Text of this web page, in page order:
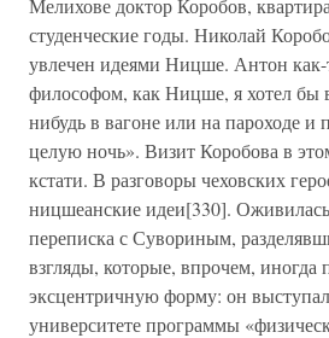
Мелихове доктор Коробов,
студенческие годы. Николай
увлечен идеями Ницше. Антон
философом, как Ницше, я хотел бы
нибудь в вагоне или на пароходе и
целую ночь». Визит Коробова в
кстати. В разговоры чеховских
ницшеанские идеи[330]. Оживилась
переписка с Сувориным,
взгляды, которые, впрочем, иногда
эксцентричную форму: он
университете программы